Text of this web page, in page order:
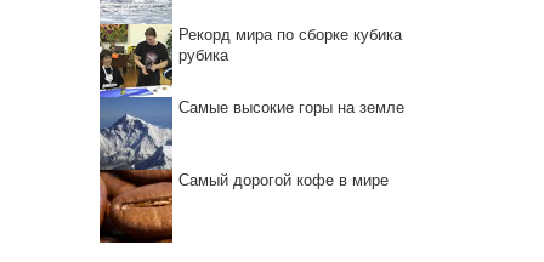
Рекорд мира по сборке кубика
рубика
Самые высокие горы на земле
Самый дорогой кофе в мире